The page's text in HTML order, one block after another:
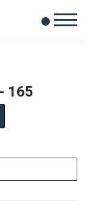
0
165